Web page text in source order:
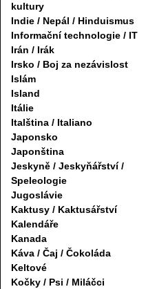
kultury
Indie / Nepál / Hinduismus
Informační technologie / IT
Irán / Irák
Irsko / Boj za nezávislost
Islám
Island
Itálie
Italština / Italiano
Japonsko
Japonština
Jeskyně / Jeskyňářství /
Speleologie
Jugoslávie
Kaktusy / Kaktusářství
Kalendáře
Kanada
Káva / Čaj / Čokoláda
Keltové
Kočky / Psi / Miláčci